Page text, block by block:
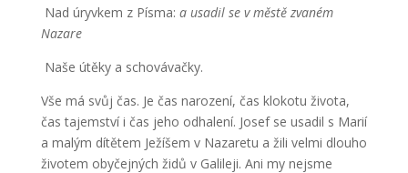
Nad úryvkem z Písma: a usadil se v městě zvaném
Nazare
Naše útěky a schovávačky.
Vše má svůj čas. Je čas narození, čas klokotu života,
čas tajemství i čas jeho odhalení. Josef se usadil s Marií
a malým dítětem Ježíšem v Nazaretu a žili velmi dlouho
životem obyčejných židů v Galileji. Ani my nejsme